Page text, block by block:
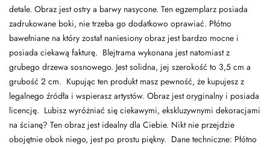
detale. Obraz jest ostry a barwy nasycone. Ten egzemplarz posiada
zadrukowane boki, nie trzeba go dodatkowo oprawiać. Płótno
bawełniane na który został naniesiony obraz jest bardzo mocne i
posiada ciekawą fakturę. Blejtrama wykonana jest natomiast z
grubego drzewa sosnowego. Jest solidna, jej szerokość to 3,5 cm a
grubość 2 cm. Kupując ten produkt masz pewność, że kupujesz z
legalnego źródła i wspierasz artystów. Obraz jest oryginalny i posiada
licencję. Lubisz wyróżniać się ciekawymi, ekskluzywnymi dekoracjami
na ścianę? Ten obraz jest idealny dla Ciebie. Nikt nie przejdzie
obojętnie obok niego, jest po prostu piękny. Dane techniczne: Płótno